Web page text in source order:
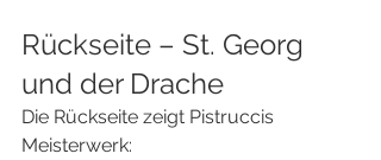
Rückseite – St. Georg
und der Drache
Die Rückseite zeigt Pistruccis
Meisterwerk: